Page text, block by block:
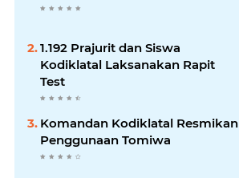
1.192 Prajurit dan Siswa
Kodiklatal Laksanakan Rapit
Test
Komandan Kodiklatal Resmikan
Penggunaan Tomiwa